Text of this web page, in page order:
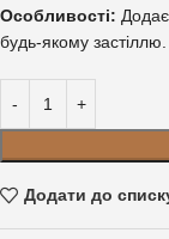
Особливості:
будь-якому застіллю.
Додати до